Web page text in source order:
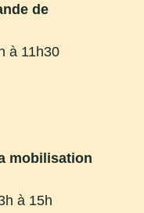
de
à 11h30
mobilisation
à 15h